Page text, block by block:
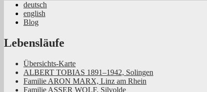
Jüdische Familiengeschichte aus dem
deutsch
english
Blog
Lebensläufe
Übersichts-Karte
ALBERT TOBIAS 1891–1942, Solingen
Familie ARON MARX, Linz am Rhein
Familie ASSER WOLF, Silvolde